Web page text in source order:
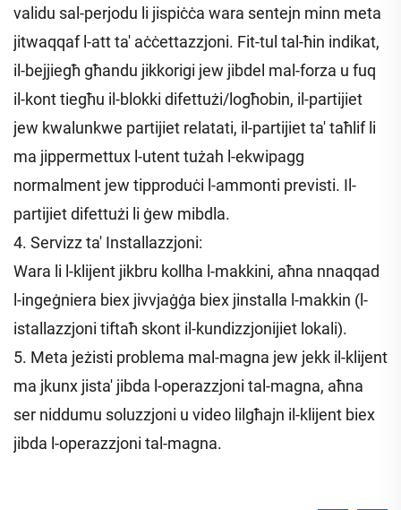
validu sal-perjodu li jispiċċa wara sentejn minn meta
jitwaqqaf l-att ta' aċċettazzjoni. Fit-tul tal-ħin indikat,
il-bejjiegħ għandu jikkorigi jew jibdel mal-forza u fuq
il-kont tiegħu il-blokki difettużi/logħobin, il-partijiet
jew kwalunkwe partijiet relatati, il-partijiet ta' taħlif li
ma jippermettux l-utent tużah l-ekwipagg
normalment jew tipproduċi l-ammonti previsti. Il-
partijiet difettużi li ġew mibdla.
4. Servizz ta' Installazzjoni:
Wara li l-klijent jikbru kollha l-makkini, aħna nnaqqad
l-ingeġniera biex jivvjaġġa biex jinstalla l-makkin (l-
istallazzjoni tiftaħ skont il-kundizzjonijiet lokali).
5. Meta jeżisti problema mal-magna jew jekk il-klijent
ma jkunx jista' jibda l-operazzjoni tal-magna, aħna
ser niddumu soluzzjoni u video lilgħajn il-klijent biex
jibda l-operazzjoni tal-magna.